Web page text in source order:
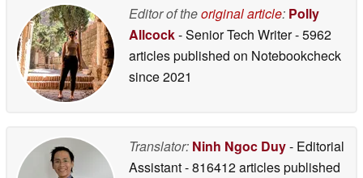
Editor of theoriginal article: Polly
Allcock- Senior Tech Writer- 5962
articles published on Notebookcheck
since 2021
Translator: Ninh Ngoc Duy- Editorial
Assistant- 816412 articles published